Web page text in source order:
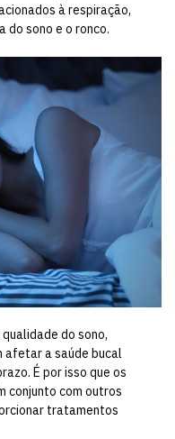
à respiração,
do sono e o ronco.
do sono,
afetar a saúde bucal
É por isso que os
conjunto com outros
tratamentos